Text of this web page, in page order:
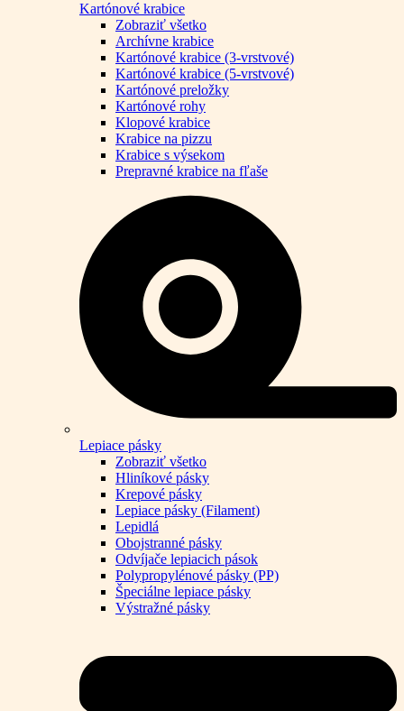
Kartónové krabice
Zobraziť všetko
Archívne krabice
Kartónové krabice (3-vrstvové)
Kartónové krabice (5-vrstvové)
Kartónové preložky
Kartónové rohy
Klopové krabice
Krabice na pizzu
Krabice s výsekom
Prepravné krabice na fľaše
Lepiace pásky
Zobraziť všetko
Hliníkové pásky
Krepové pásky
Lepiace pásky (Filament)
Lepidlá
Obojstranné pásky
Odvíjače lepiacich pások
Polypropylénové pásky (PP)
Špeciálne lepiace pásky
Výstražné pásky